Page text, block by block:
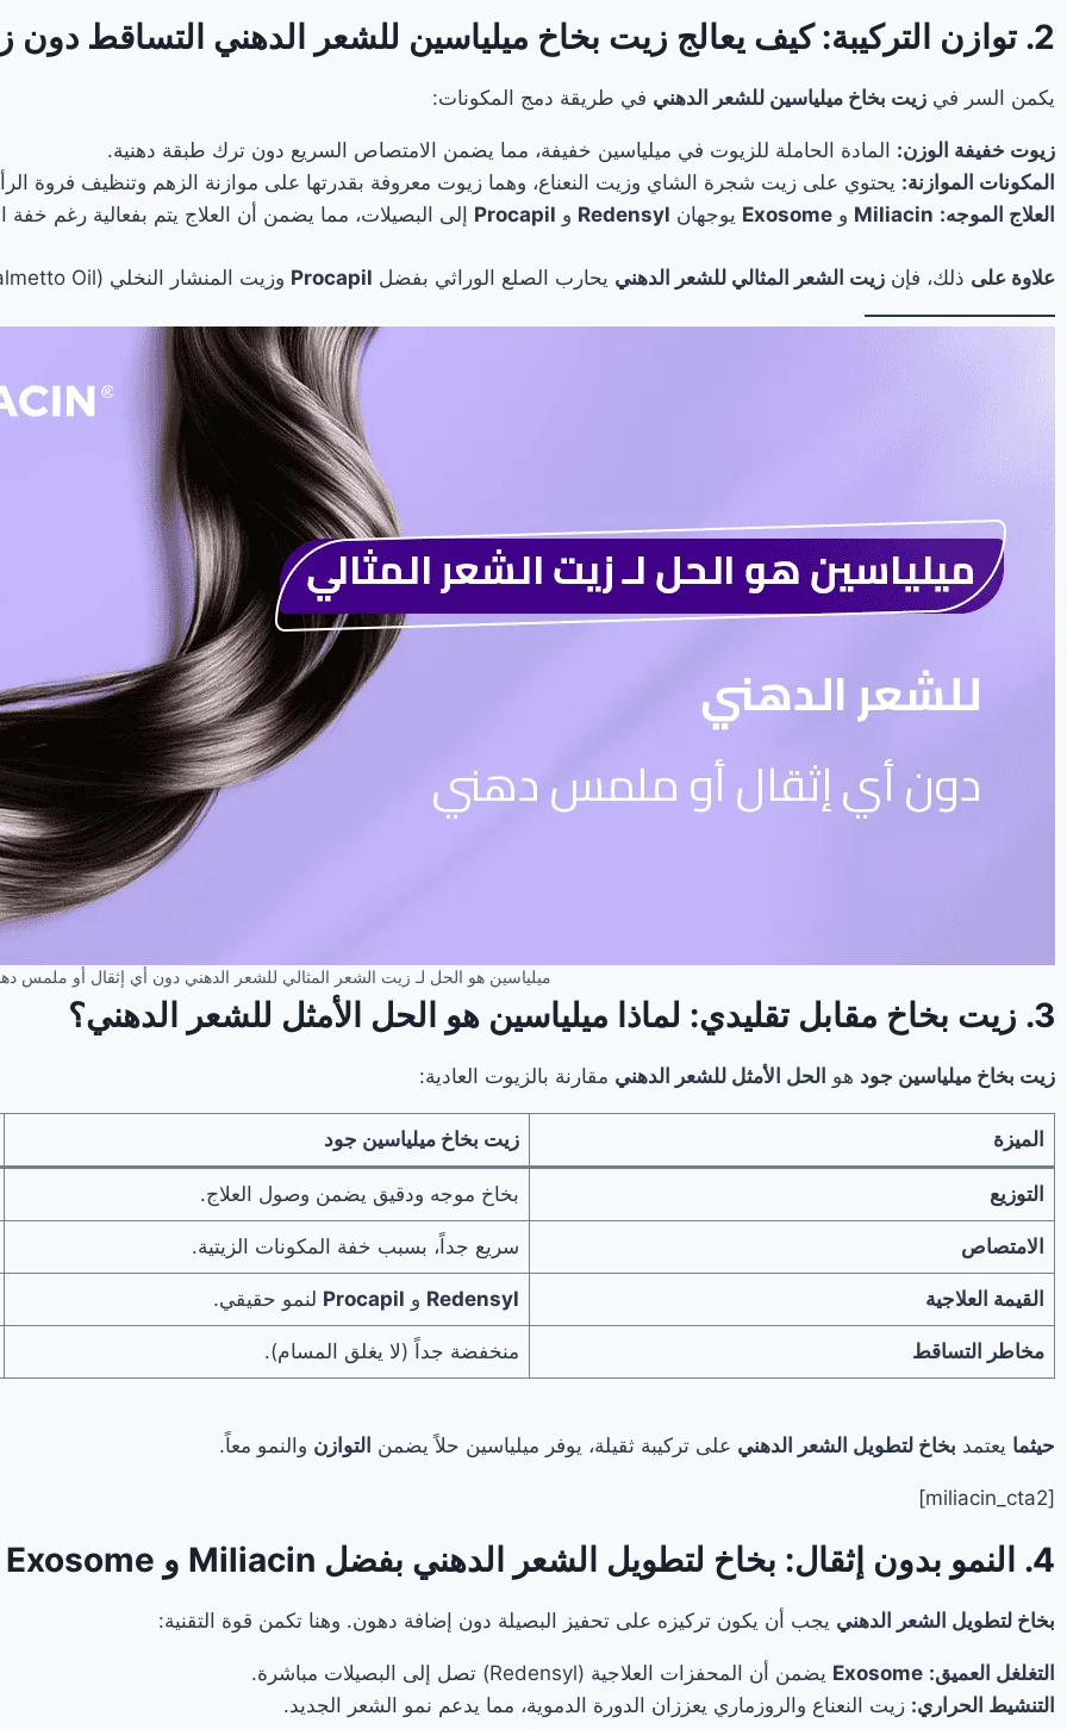
2. توازن التركيبة: كيف يعالج زيت بخاخ ميلياسين للشعر الدهني التساقط دون زيادة دهنية؟
يكمن السر في زيت بخاخ ميلياسين للشعر الدهني في طريقة دمج المكونات:
زيوت خفيفة الوزن: المادة الحاملة للزيوت في ميلياسين خفيفة، مما يضمن الامتصاص السريع دون ترك طبقة دهنية.
المكونات الموازنة: يحتوي على زيت شجرة الشاي وزيت النعناع، وهما زيوت معروفة بقدرتها على موازنة الزهم وتنظيف فروة
العلاج الموجه: Miliacin و Exosome يوجهان Redensyl و Procapil إلى البصيلات، مما يضمن أن العلاج يتم بفعالية رغم خفة
علاوة على ذلك، فإن زيت الشعر المثالي للشعر الدهني يحارب الصلع الوراثي بفضل Procapil وزيت المنشار النخلي (Saw Palmetto Oil)، وهما ضروريان لـ
ميلياسين هو الحل لـ زيت الشعر المثالي للشعر الدهني دون أي إثقال أو ملمس
3. زيت بخاخ مقابل تقليدي: لماذا ميلياسين هو الحل الأمثل للشعر الدهني؟
زيت بخاخ ميلياسين جود هو الحل الأمثل للشعر الدهني مقارنة بالزيوت العادية:
الميزة زيت بخاخ ميلياسين جود
التوزيع بخاخ موجه ودقيق يضمن وصول العلاج.
الامتصاص سريع جداً، بسبب خفة المكونات الزيتية.
القيمة العلاجية Redensyl و Procapil لنمو حقيقي.
مخاطر التساقط منخفضة جداً (لا يغلق المسام).
حيثما يعتمد بخاخ لتطويل الشعر الدهني على تركيبة ثقيلة، يوفر ميلياسين حلاً يضمن التوازن والنمو معاً.
[miliacin_cta2]
4. النمو بدون إثقال: بخاخ لتطويل الشعر الدهني بفضل Miliacin و Exosome
بخاخ لتطويل الشعر الدهني يجب أن يكون تركيزه على تحفيز البصيلة دون إضافة دهون. وهنا تكمن قوة التقنية:
التغلغل العميق: Exosome يضمن أن المحفزات العلاجية (Redensyl) تصل إلى البصيلات مباشرة.
التنشيط الحراري: زيت النعناع والروزماري يعززان الدورة الدموية، مما يدعم نمو الشعر الجديد.